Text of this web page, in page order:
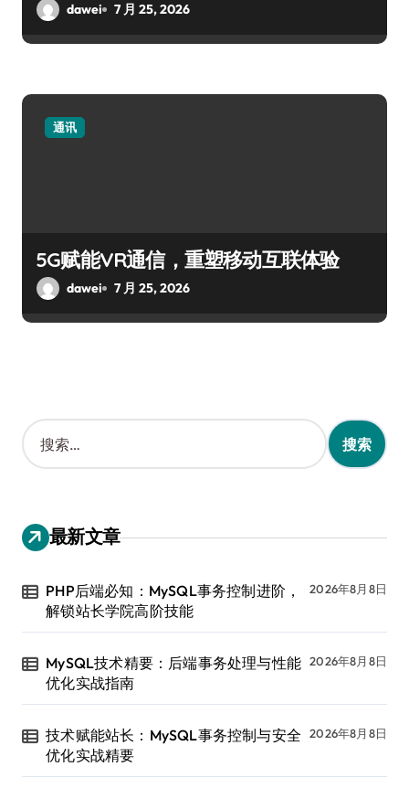
dawei 7 月 25, 2026
通讯
5G赋能VR通信，重塑移动互联体验
dawei 7 月 25, 2026
搜
索
：
最新文章
PHP后端必知：MySQL事务控制进阶，
解锁站长学院高阶技能
2026年8月8日
MySQL技术精要：后端事务处理与性能
优化实战指南
2026年8月8日
技术赋能站长：MySQL事务控制与安全
优化实战精要
2026年8月8日